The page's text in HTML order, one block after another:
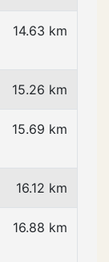
14.63 km
15.26 km
15.69 km
16.12 km
16.88 km